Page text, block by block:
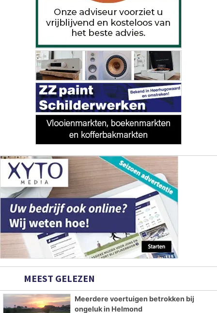
MEEST GELEZEN
Meerdere voertuigen betrokken bij
ongeluk in Helmond